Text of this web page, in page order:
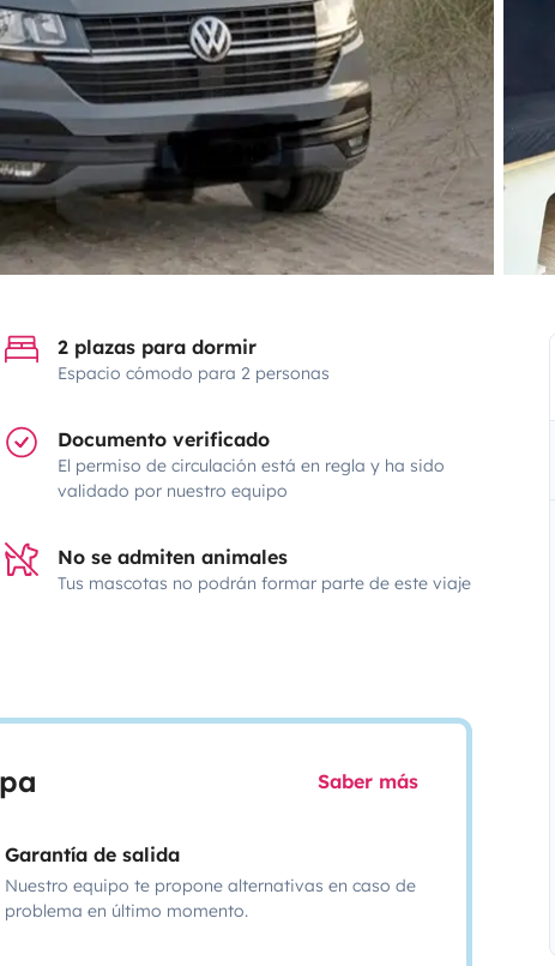
2 plazas para dormir
Espacio cómodo para 2 personas
Documento verificado
El permiso de circulación está en regla y ha sido
validado por nuestro equipo
No se admiten animales
Tus mascotas no podrán formar parte de este viaje
Saber más
Garantía de salida
Nuestro equipo te propone alternativas en caso de
problema en último momento.